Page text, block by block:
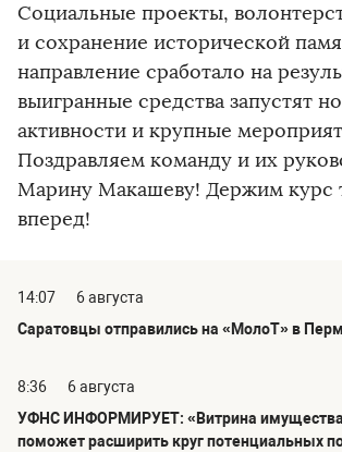
Социальные проекты,
и сохранение исторической
направление сработало на
выигранные средства запустят
активности и крупные
Поздравляем команду и их
Марину Макашеву! Держим курс
вперед!
14:07
6 августа
Саратовцы отправились на «МолоТ» в
8:36
6 августа
УФНС ИНФОРМИРУЕТ: «Витрина имущества
поможет расширить круг потенциальных